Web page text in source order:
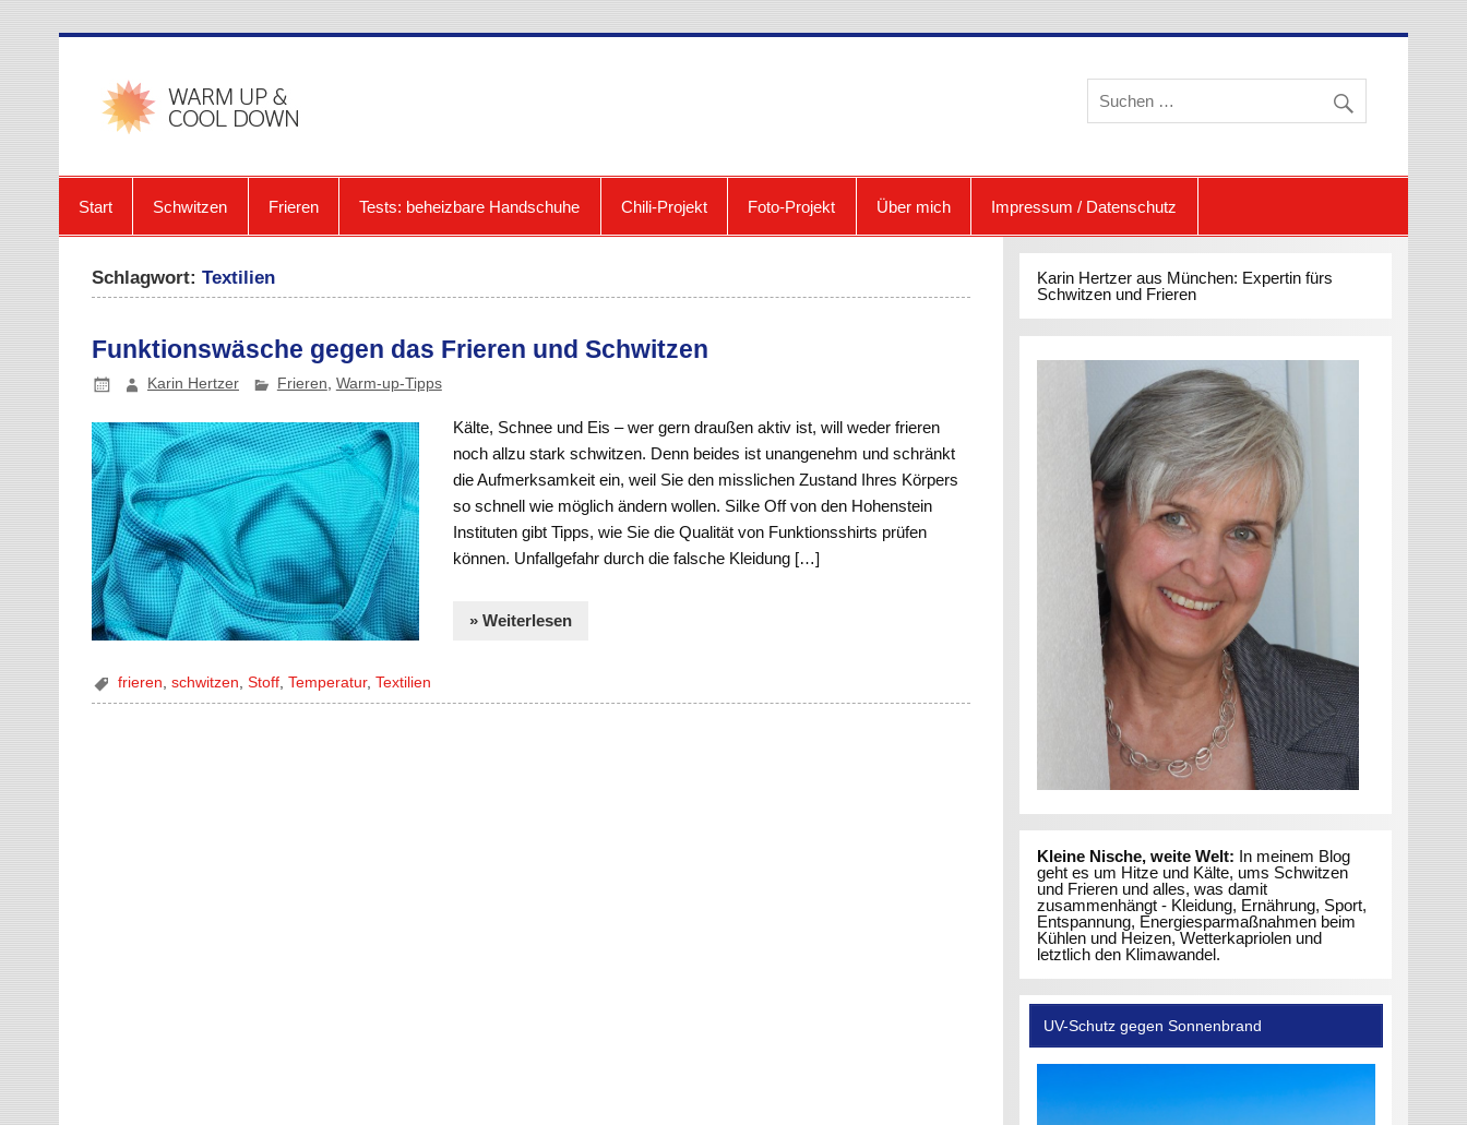
warmup-cooldown: Blog zum Frieren und Schwitzen
Start Schwitzen Frieren Tests: beheizbare Handschuhe Chili-Projekt Foto-Projekt Über mich Impressum / Datenschutz
Schlagwort:Textilien
Funktionswäsche gegen das Frieren und Schwitzen
Karin Hertzer Frieren, Warm-up-Tipps
Kälte, Schnee und Eis – wer gern draußen aktiv ist, will weder frieren
noch allzu stark schwitzen. Denn beides ist unangenehm und schränkt
die Aufmerksamkeit ein, weil Sie den misslichen Zustand Ihres Körpers
so schnell wie möglich ändern wollen. Silke Off von den Hohenstein
Instituten gibt Tipps, wie Sie die Qualität von Funktionsshirts prüfen
können. Unfallgefahr durch die falsche Kleidung […]
» Weiterlesen
frieren ,schwitzen ,Stoff ,Temperatur,Textilien
Karin Hertzer aus München: Expertin fürs
Schwitzen und Frieren
Kleine Nische, weite Welt: In meinem Blog
geht es um Hitze und Kälte, ums Schwitzen
und Frieren und alles, was damit
zusammenhängt - Kleidung, Ernährung, Sport,
Entspannung, Energiesparmaßnahmen beim
Kühlen und Heizen, Wetterkapriolen und
letztlich den Klimawandel.
UV-Schutz gegen Sonnenbrand